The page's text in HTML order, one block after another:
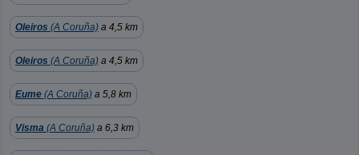
Oleiros (A Coruña) a 4,5 km
Oleiros (A Coruña) a 4,5 km
Eume (A Coruña) a 5,8 km
Visma (A Coruña) a 6,3 km